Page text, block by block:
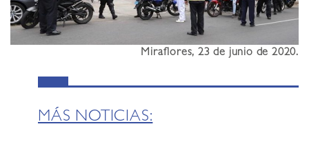
Miraflores, 23 de junio de 2020.
MÁS NOTICIAS: